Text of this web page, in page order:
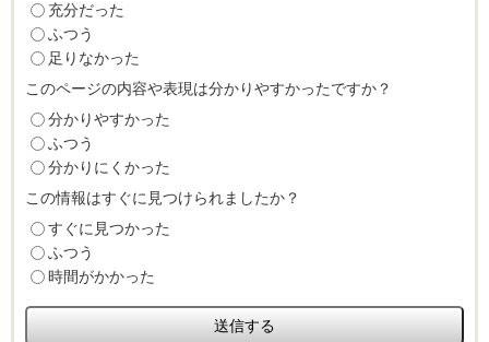
充分だった
ふつう
足りなかった
このページの内容や表現は分かりやすかったですか？
分かりやすかった
ふつう
分かりにくかった
この情報はすぐに見つけられましたか？
すぐに見つかった
ふつう
時間がかかった